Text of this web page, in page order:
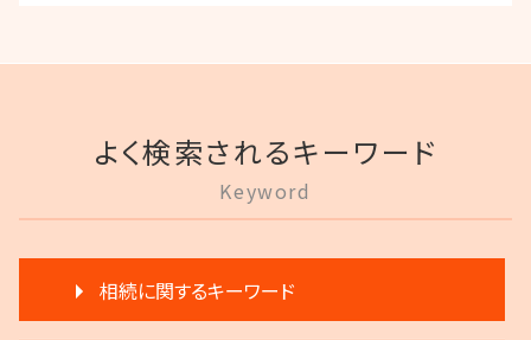
よく検索されるキーワード
Keyword
相続に関するキーワード